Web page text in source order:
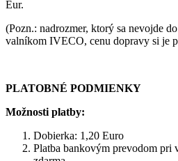
Eur.
(Pozn.: nadrozmer, ktorý sa nevojde
valníkom IVECO, cenu dopravy si je
PLATOBNÉ PODMIENKY
Možnosti platby:
Dobierka: 1,20 Euro
Platba bankovým prevodom pri